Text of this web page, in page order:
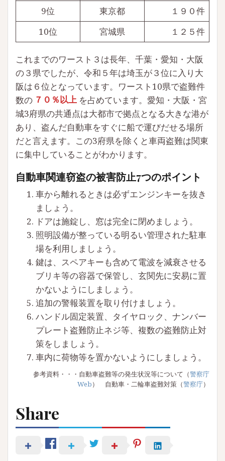
9位 東京都
１９０件
10位
宮城県 １２５件
これまでのワースト３は長年、千葉・愛知・大阪
の３県でしたが、令和５年は埼玉が３位に入り大
阪は６位となっています。ワースト10県で盗難件
数の ７０％以上 を占めています。愛知・大阪・宮
城3府県の共通点は大都市で拠点となる大きな港が
あり、盗んだ自動車をすぐに船で運びだせる場所
だと言えます。この3府県を除くと車両盗難は関東
に集中していることがわかります。
自動車関連窃盗の被害防止7つのポイント
車から離れるときは必ずエンジンキーを抜き
ましょう。
ドアは施錠し、窓は完全に閉めましょう。
照明設備が整っている明るい管理された駐車
場を利用しましょう。
鍵は、スペアキーも含めて電波を減衰させる
ブリキ等の容器で保管し、玄関先に安易に置
かないようにしましょう。
追加の警報装置を取り付けましょう。
ハンドル固定装置、タイヤロック、ナンバー
プレート盗難防止ネジ等、複数の盗難防止対
策をしましょう。
車内に荷物等を置かないようにしましょう。
参考資料・・・自動車盗難等の発生状況等について（警察庁
Web） 自動車・二輪車盗難対策（警察庁）
Share